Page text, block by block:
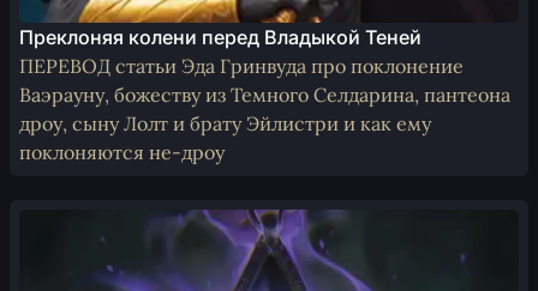
Преклоняя колени перед Владыкой Теней
ПЕРЕВОД статьи Эда Гринвуда про поклонение
Ваэрауну, божеству из Темного Селдарина, пантеона
дроу, сыну Лолт и брату Эйлистри и как ему
поклоняются не-дроу